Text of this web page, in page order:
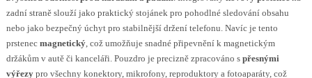
zadní straně slouží jako praktický stojánek pro pohodlné sledování obsahu
nebo jako bezpečný úchyt pro stabilnější držení telefonu. Navíc je tento
prstenec magnetický, což umožňuje snadné připevnění k magnetickým
držákům v autě či kanceláři. Pouzdro je precizně zpracováno s přesnými
výřezypro všechny konektory, mikrofony, reproduktory a fotoaparáty, což